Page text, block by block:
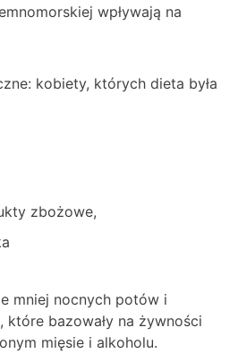
wpływają na
kobiety, których dieta była
zbożowe,
mniej nocnych potów i
które bazowały na żywności
mięsie i alkoholu.